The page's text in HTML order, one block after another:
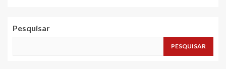
Pesquisar
PESQUISAR